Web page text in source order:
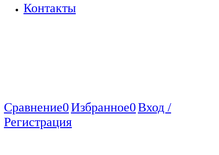
Контакты
Сравнение0Избранное0Вход /
Регистрация